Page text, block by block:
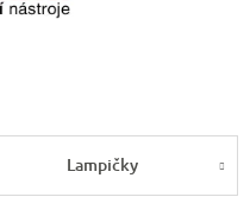
Lampičky